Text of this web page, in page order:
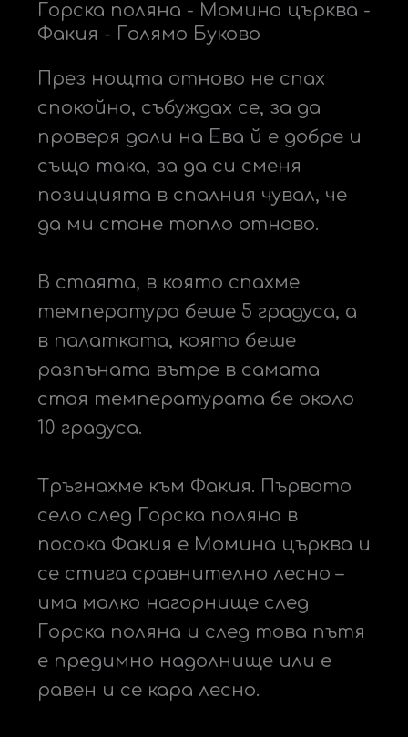
Горска поляна - Момина църква -
Факия - Голямо Буково
През нощта отново не спах
спокойно, събуждах се, за да
проверя дали на Ева й е добре и
също така, за да си сменя
позицията в спалния чувал, че
да ми стане топло отново.
В стаята, в която спахме
температура беше 5 градуса, а
в палатката, която беше
разпъната вътре в самата
стая температурата бе около
10 градуса.
Тръгнахме към Факия. Първото
село след Горска поляна в
посока Факия е Момина църква и
се стига сравнително лесно –
има малко нагорнище след
Горска поляна и след това пътя
е предимно надолнище или е
равен и се кара лесно.